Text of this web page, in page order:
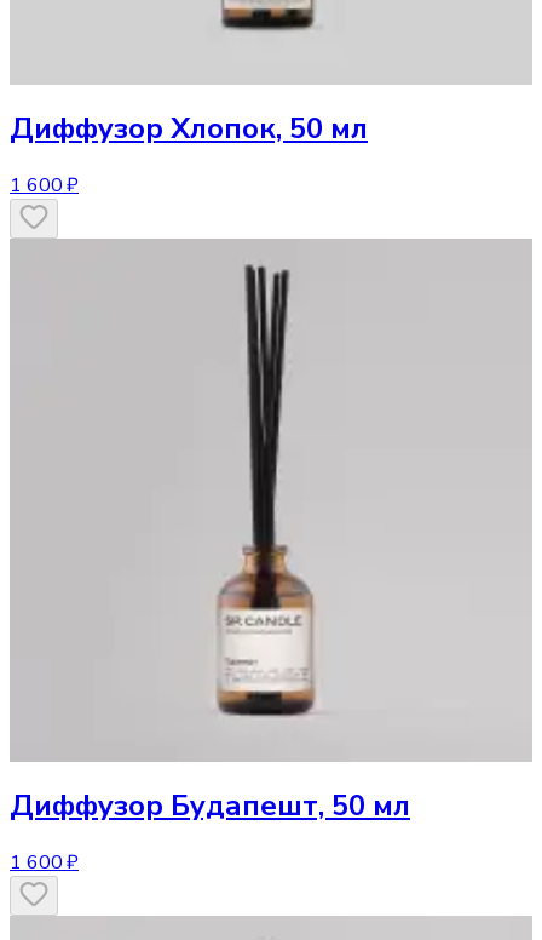
Диффузор Хлопок, 50 мл
1 600 ₽
Диффузор Будапешт, 50 мл
1 600 ₽